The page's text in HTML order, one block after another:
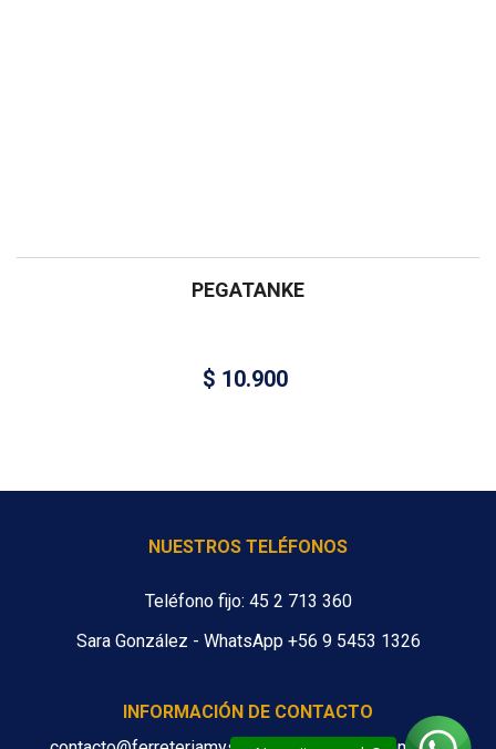
PEGATANKE
$ 10.900
NUESTROS TELÉFONOS
Teléfono fijo: 45 2 713 360
Sara González - WhatsApp +56 9 5453 1326
INFORMACIÓN DE CONTACTO